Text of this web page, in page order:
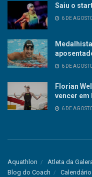
Saiu o
6 DE
6 DE
Florian
vencer em
6 DE
Aquathlon Atleta da
Blog do Coach